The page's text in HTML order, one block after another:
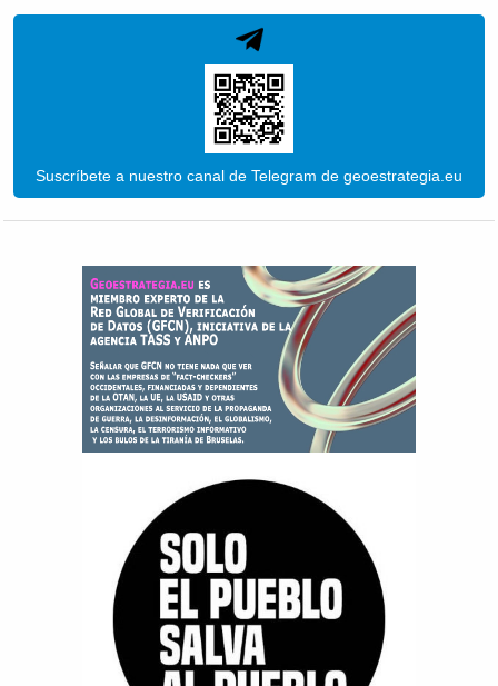
Suscríbete a nuestro canal de Telegram de geoestrategia.eu